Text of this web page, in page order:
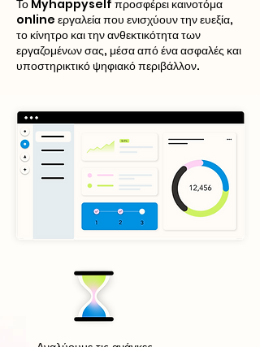
Το Myhappyself προσφέρει καινοτόμα
online εργαλεία που ενισχύουν την ευεξία,
το κίνητρο και την ανθεκτικότητα των
εργαζομένων σας, μέσα από ένα ασφαλές και
υποστηρικτικό ψηφιακό περιβάλλον.